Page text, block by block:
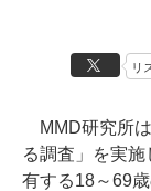
リ
MMD研究所
る調査」を実
有する18～69